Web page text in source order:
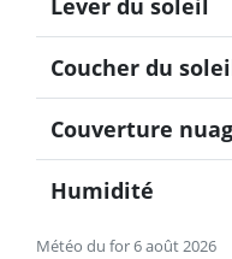
Météo du for 6 août 2026
Lever du soleil
Coucher du
Couverture
Humidité